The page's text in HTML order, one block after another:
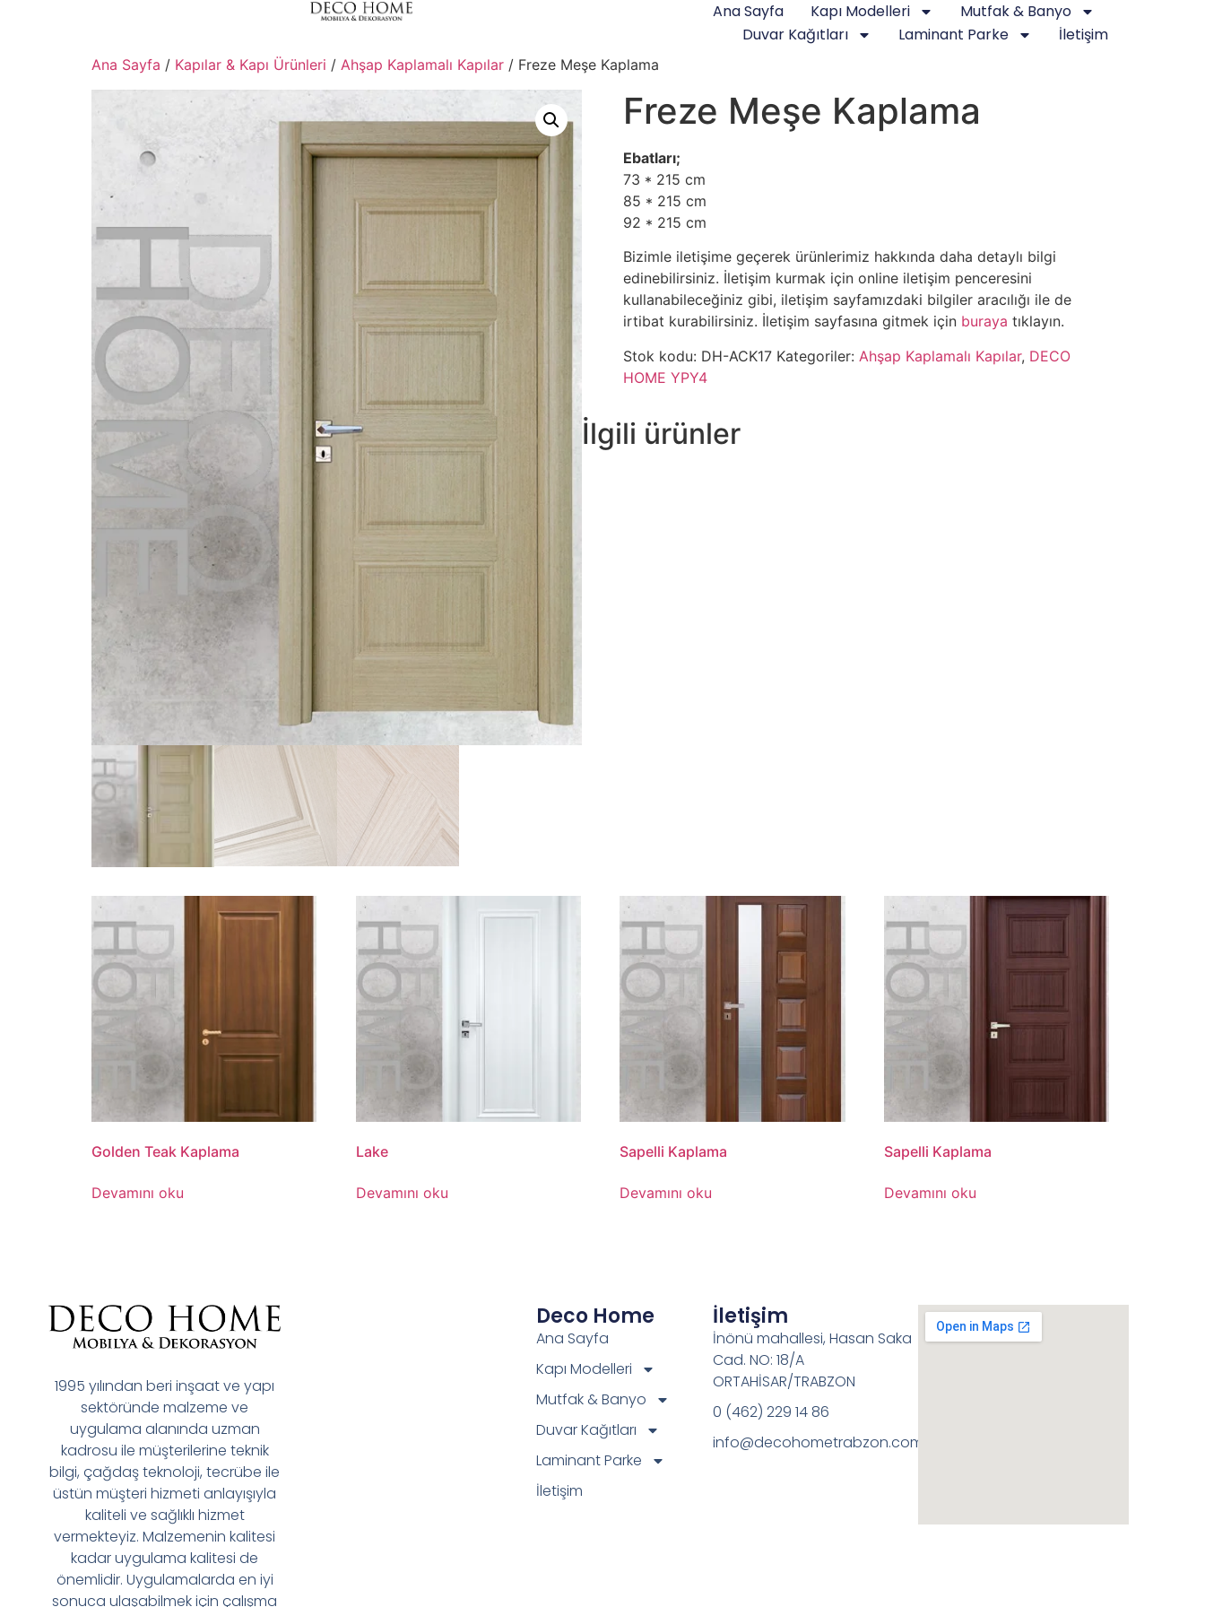
Ana Sayfa Kapı Modelleri
Mutfak & Banyo
Duvar Kağıtları
Laminant Parke İletişim
Ana Sayfa / Kapılar & Kapı Ürünleri / Ahşap Kaplamalı Kapılar / Freze Meşe Kaplama
Freze Meşe Kaplama
Ebatları;
73 * 215 cm
85 * 215 cm
92 * 215 cm
Bizimle iletişime geçerek ürünlerimiz hakkında daha detaylı bilgi
edinebilirsiniz. İletişim kurmak için online iletişim penceresini
kullanabileceğiniz gibi, iletişim sayfamızdaki bilgiler aracılığı ile de
irtibat kurabilirsiniz. İletişim sayfasına gitmek için buraya tıklayın.
Stok kodu: DH-ACK17 Kategoriler: Ahşap Kaplamalı Kapılar, DECO
HOME YPY4
İlgili ürünler
Golden Teak Kaplama
Devamını oku
Lake
Devamını oku
Sapelli Kaplama
Devamını oku
Sapelli Kaplama
Devamını oku
1995 yılından beri inşaat ve yapı
sektöründe malzeme ve
uygulama alanında uzman
kadrosu ile müşterilerine teknik
bilgi, çağdaş teknoloji, tecrübe ile
üstün müşteri hizmeti anlayışıyla
kaliteli ve sağlıklı hizmet
vermekteyiz. Malzemenin kalitesi
kadar uygulama kalitesi de
önemlidir. Uygulamalarda en iyi
sonuca ulaşabilmek için çalışma
Deco Home
Ana Sayfa
Kapı Modelleri
Mutfak & Banyo
Duvar Kağıtları
Laminant Parke
İletişim
İletişim
İnönü mahallesi, Hasan Saka
Cad. NO: 18/A
ORTAHİSAR/TRABZON
0 (462) 229 14 86
info@decohometrabzon.com